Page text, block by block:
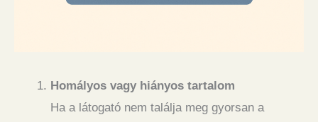
Homályos vagy hiányos tartalom
Ha a látogató nem találja meg gyorsan a